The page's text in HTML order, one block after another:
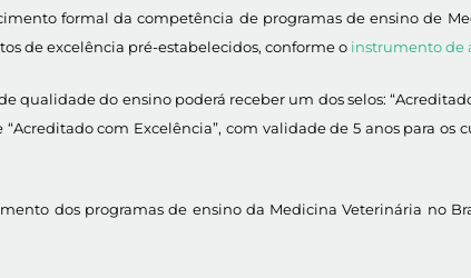
formal da competência de programas de ensino de
de excelência pré-estabelecidos, conforme o instrumento de
qualidade do ensino poderá receber um dos selos:
com Excelência”, com validade de 5 anos para
dos programas de ensino da Medicina Veterinária no